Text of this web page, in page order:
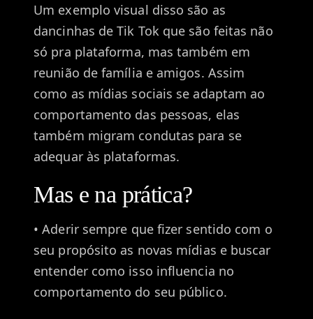
Um exemplo visual disso são as
dancinhas de Tik Tok que são feitas não
só pra plataforma, mas também em
reunião de família e amigos. Assim
como as mídias sociais se adaptam ao
comportamento das pessoas, elas
também migram condutas para se
adequar às plataformas.
Mas e na prática?
• Aderir sempre que fizer sentido com o
seu propósito as novas mídias e buscar
entender como isso influencia no
comportamento do seu público.